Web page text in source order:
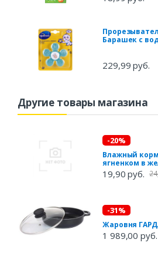
Барашек с
229,99 руб.
Другие товары магазина
-20%
Влажный
ягненком в
19,90 руб.
-31%
Жаровня
1 989,00 руб.